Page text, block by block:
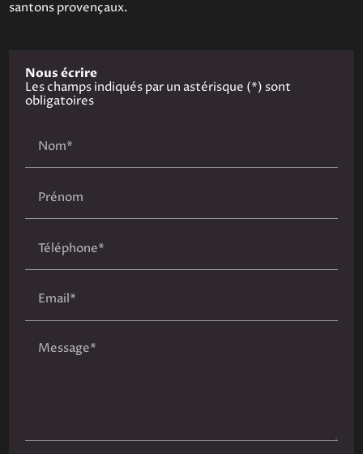
santons provençaux.
Nous écrire
Les champs indiqués par un astérisque (*) sont
obligatoires
Nom*
Prénom
Téléphone*
Email*
Message*